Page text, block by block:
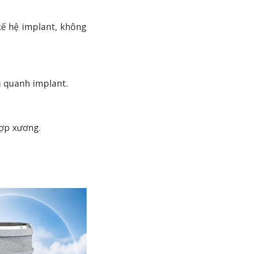
hệ implant, không
quanh implant.
xương.